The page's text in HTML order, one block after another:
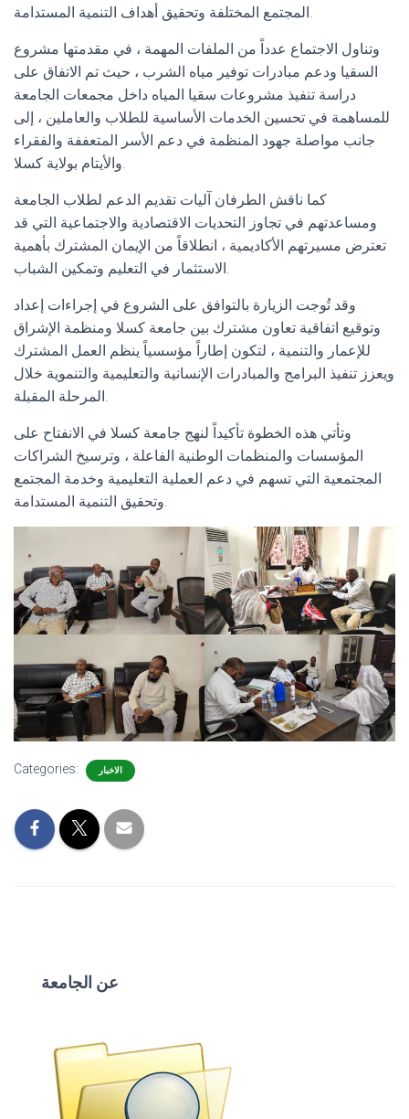
المجتمع المختلفة وتحقيق أهداف التنمية المستدامة.
وتناول الاجتماع عدداً من الملفات المهمة ، في مقدمتها مشروع
السقيا ودعم مبادرات توفير مياه الشرب ، حيث تم الاتفاق على
دراسة تنفيذ مشروعات سقيا المياه داخل مجمعات الجامعة
للمساهمة في تحسين الخدمات الأساسية للطلاب والعاملين ، إلى
جانب مواصلة جهود المنظمة في دعم الأسر المتعففة والفقراء
والأيتام بولاية كسلا.
كما ناقش الطرفان آليات تقديم الدعم لطلاب الجامعة
ومساعدتهم في تجاوز التحديات الاقتصادية والاجتماعية التي قد
تعترض مسيرتهم الأكاديمية ، انطلاقاً من الإيمان المشترك بأهمية
الاستثمار في التعليم وتمكين الشباب.
وقد تُوجت الزيارة بالتوافق على الشروع في إجراءات إعداد
وتوقيع اتفاقية تعاون مشترك بين جامعة كسلا ومنظمة الإشراق
للإعمار والتنمية ، لتكون إطاراً مؤسسياً ينظم العمل المشترك
ويعزز تنفيذ البرامج والمبادرات الإنسانية والتعليمية والتنموية خلال
المرحلة المقبلة.
وتأتي هذه الخطوة تأكيداً لنهج جامعة كسلا في الانفتاح على
المؤسسات والمنظمات الوطنية الفاعلة ، وترسيخ الشراكات
المجتمعية التي تسهم في دعم العملية التعليمية وخدمة المجتمع
وتحقيق التنمية المستدامة.
Categories: الاخبار
عن الجامعة